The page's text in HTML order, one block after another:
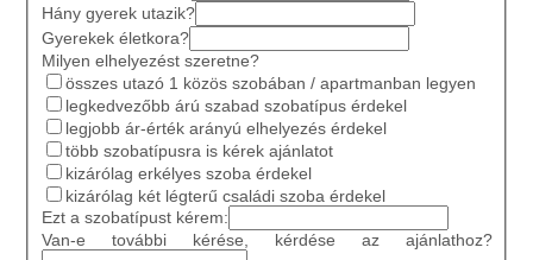
Hány gyerek utazik?
Gyerekek életkora?
Milyen elhelyezést szeretne?
összes utazó 1 közös szobában / apartmanban legyen
legkedvezőbb árú szabad szobatípus érdekel
legjobb ár-érték arányú elhelyezés érdekel
több szobatípusra is kérek ajánlatot
kizárólag erkélyes szoba érdekel
kizárólag két légterű családi szoba érdekel
Ezt a szobatípust kérem:
Van-e további kérése, kérdése az ajánlathoz?